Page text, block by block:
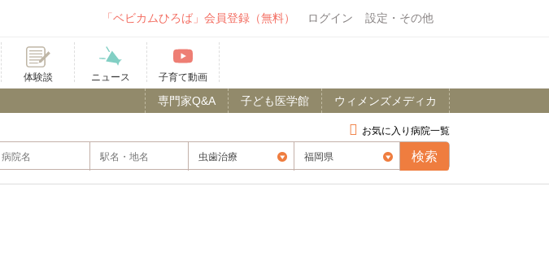
「ベビカムひろば」会員登録（無料） ログイン 設定・その他
体験談 ニュース 子育て動画
ウィメンズメディカ
子ども医学館
専門家Q&A
お気に入り病院一覧